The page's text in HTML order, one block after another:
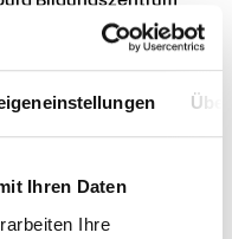
Ihren Daten
Ihre
die Möglichkeit eines
Pflegepädagogik,
im Sozial- und
der Hochschule für